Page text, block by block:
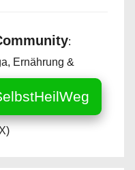
:
Ernährung &